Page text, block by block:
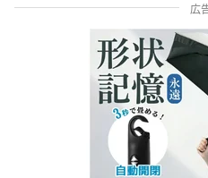
広